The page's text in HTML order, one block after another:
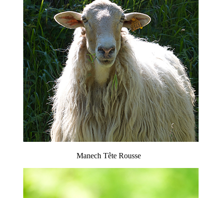
Manech Tête Rousse